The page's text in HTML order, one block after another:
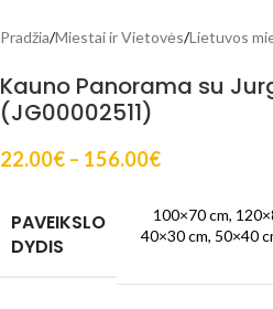
Pradžia/Miestai ir Vietovės/Lietuvos
Kauno Panorama su
(JG00002511)
22.00€ – 156.00€
PAVEIKSLO
DYDIS
100×70 cm,
40×30 cm, 50×40